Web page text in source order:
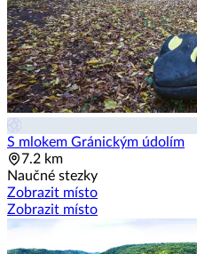
S mlokem Gránickým údolím
7.2 km
Naučné stezky
Zobrazit místo
Zobrazit místo